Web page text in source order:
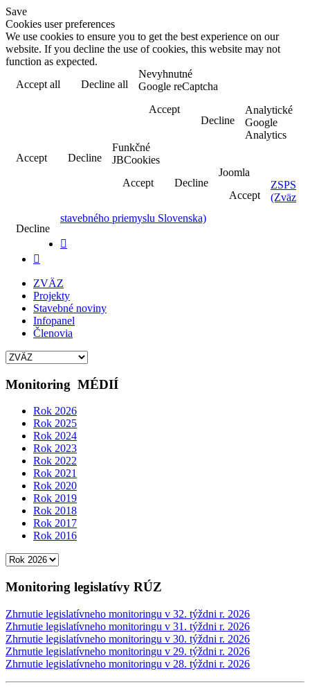
Save
Cookies user preferences
We use cookies to ensure you to get the best experience on our
website. If you decline the use of cookies, this website may not
function as expected.
Accept all
Decline all
Nevyhnutné
Google reCaptcha
Accept
Decline
Analytické
Google
Analytics
Accept
Decline
Funkčné
JBCookies
Accept
Decline
Joomla
Accept
Decline
ZSPS
(Zväz
stavebného priemyslu Slovenska)


ZVÄZ
Projekty
Stavebné noviny
Infopanel
Členovia
Monitoring MÉDIÍ
Rok 2026
Rok 2025
Rok 2024
Rok 2023
Rok 2022
Rok 2021
Rok 2020
Rok 2019
Rok 2018
Rok 2017
Rok 2016
Monitoring legislatívy RÚZ
Zhrnutie legislatívneho monitoringu v 32. týždni r. 2026
Zhrnutie legislatívneho monitoringu v 31. týždni r. 2026
Zhrnutie legislatívneho monitoringu v 30. týždni r. 2026
Zhrnutie legislatívneho monitoringu v 29. týždni r. 2026
Zhrnutie legislatívneho monitoringu v 28. týždni r. 2026